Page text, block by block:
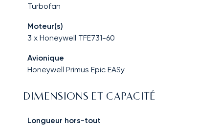
Turbofan
Moteur(s)
3 x Honeywell TFE731-60
Avionique
Honeywell Primus Epic EASy
DIMENSIONS ET CAPACITÉ
Longueur hors-tout